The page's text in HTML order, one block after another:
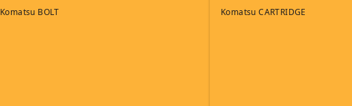
Komatsu BOLT Komatsu CARTRIDGE